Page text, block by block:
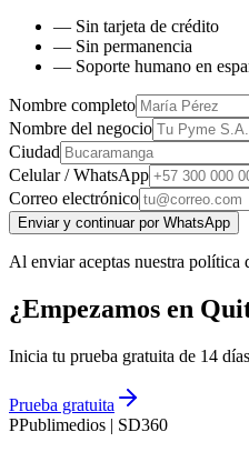
— Sin tarjeta de crédito
— Sin permanencia
— Soporte humano en
Nombre completo
Nombre del negocio
Ciudad
Celular / WhatsApp
Correo electrónico
Enviar y continuar por WhatsApp
Al enviar aceptas nuestra política
¿Empezamos en
Inicia tu prueba gratuita de 14
Prueba gratuita
PPublimedios | SD360